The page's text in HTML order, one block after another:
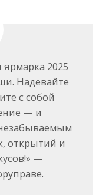
2025
Надевайте
с собой
— и
открытий и
—